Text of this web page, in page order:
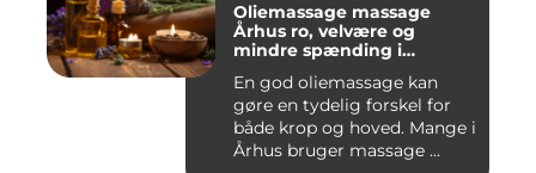
Oliemassage massage
Århus ro, velvære og
mindre spænding i
En god oliemassage kan
gøre en tydelig forskel for
både krop og hoved. Mange i
Århus bruger massage ...